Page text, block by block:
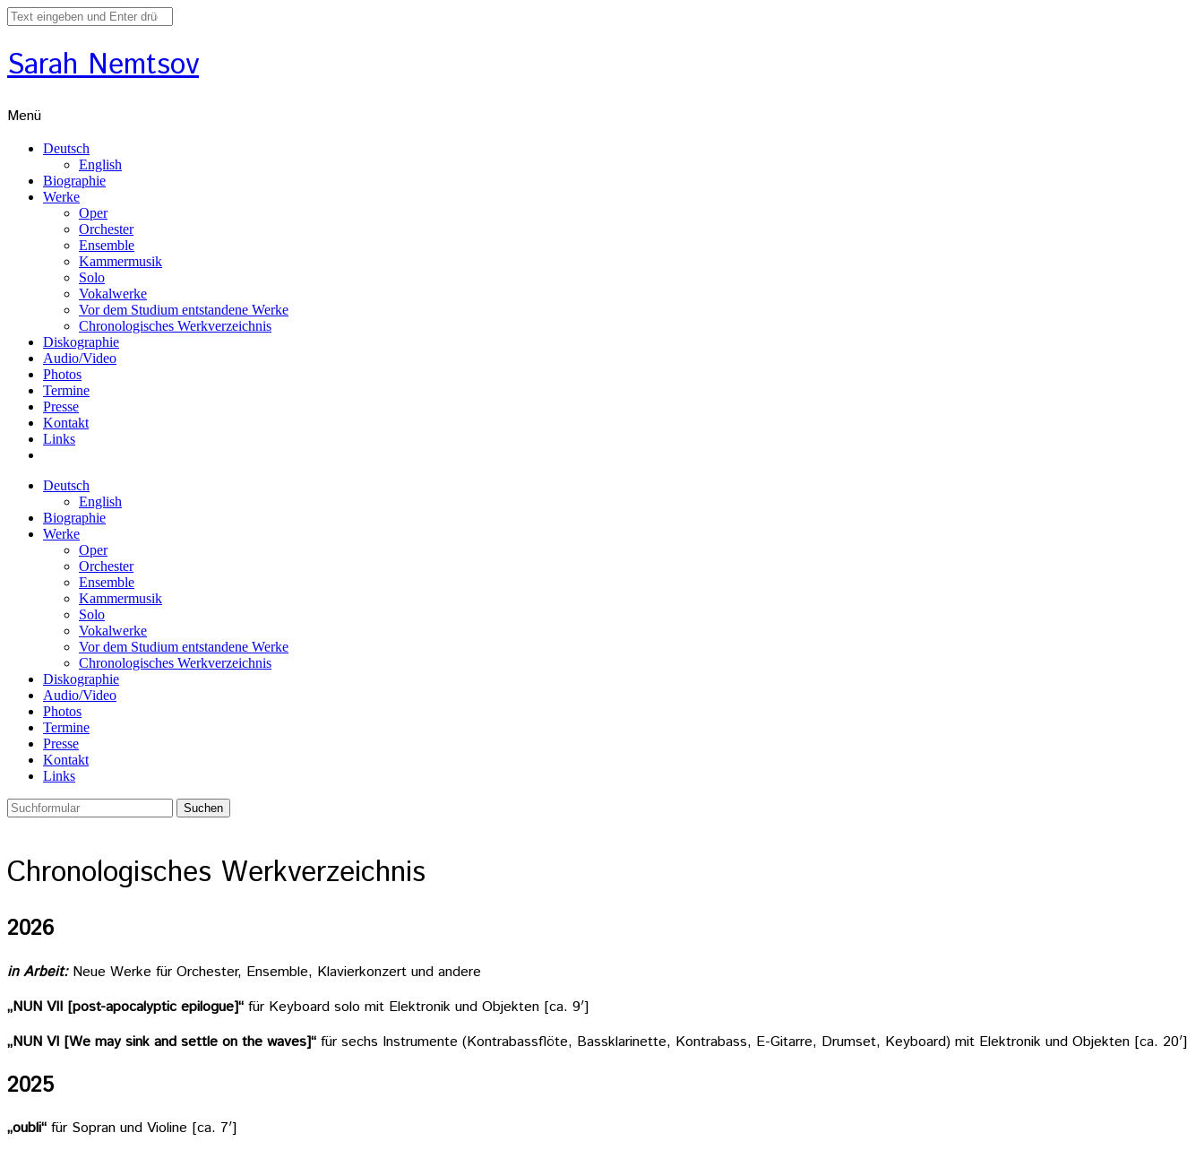
Sarah Nemtsov
Menü
Deutsch
English
Biographie
Werke
Oper
Orchester
Ensemble
Kammermusik
Solo
Vokalwerke
Vor dem Studium entstandene Werke
Chronologisches Werkverzeichnis
Diskographie
Audio/Video
Photos
Termine
Presse
Kontakt
Links
Deutsch
English
Biographie
Werke
Oper
Orchester
Ensemble
Kammermusik
Solo
Vokalwerke
Vor dem Studium entstandene Werke
Chronologisches Werkverzeichnis
Diskographie
Audio/Video
Photos
Termine
Presse
Kontakt
Links
Chronologisches Werkverzeichnis
2026
in Arbeit:Neue Werke für Orchester, Ensemble, Klavierkonzert und andere
„NUN VII [post-apocalyptic epilogue]“ für Keyboard solo mit Elektronik und Objekten [ca. 9′]
„NUN VI [We may sink and settle on the waves]“ für sechs Instrumente (Kontrabassflöte, Bassklarinette, Kontrabass, E-Gitarre, Drumset, Keyboard) mit Elektronik und Objekten [ca. 20′]
2025
„oubli“ für Sopran und Violine [ca. 7′]